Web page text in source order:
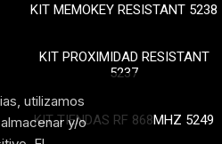
utilizamos
y/o
KIT MEMOKEY RESISTANT 5238
KIT PROXIMIDAD RESISTANT
5237
KIT TIENDAS RF 868MHZ 5249